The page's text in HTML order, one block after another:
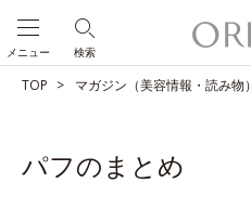
検索
メニュー
TOP マガジン（美容情報・読み物）
パフのまとめ